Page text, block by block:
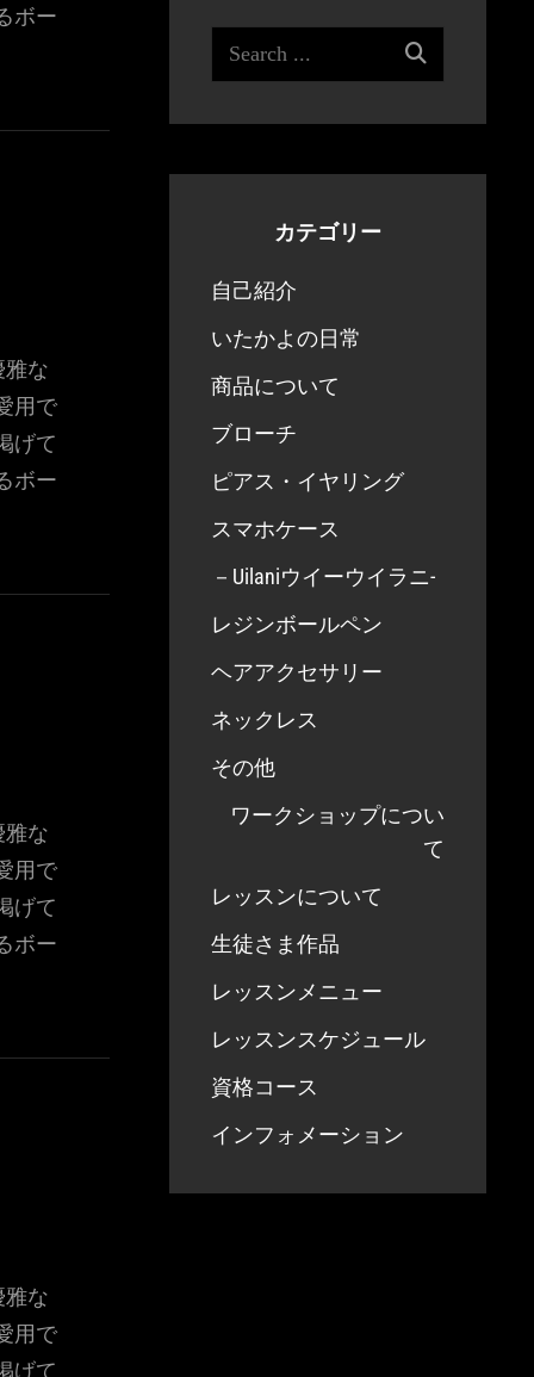
ボー
な
用で
げて
ボー
な
用で
げて
ボー
な
用で
げて
Search
for:
カテゴリー
自己紹介
いたかよの日常
商品について
ブローチ
ピアス・イヤリング
スマホケース
－Uilaniウイーウイラニ-
レジンボールペン
ヘアアクセサリー
ネックレス
その他
ワークショップについ
て
レッスンについて
生徒さま作品
レッスンメニュー
レッスンスケジュール
資格コース
インフォメーション